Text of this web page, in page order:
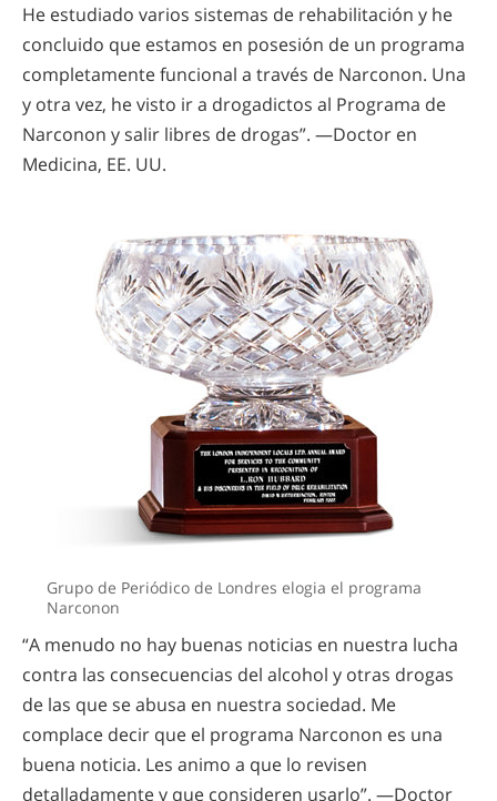
He estudiado varios sistemas de rehabilitación y he
concluido que estamos en posesión de un programa
completamente funcional a través de Narconon. Una
y otra vez, he visto ir a drogadictos al Programa de
Narconon y salir libres de drogas”. —Doctor en
Medicina, EE. UU.
Grupo de Periódico de Londres elogia el programa
Narconon
“A menudo no hay buenas noticias en nuestra lucha
contra las consecuencias del alcohol y otras drogas
de las que se abusa en nuestra sociedad. Me
complace decir que el programa Narconon es una
buena noticia. Les animo a que lo revisen
detalladamente y que consideren usarlo”. —Doctor